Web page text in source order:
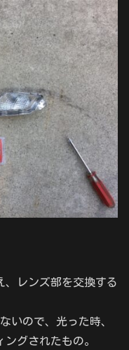
、レンズ部を交換する
いので、光った時、
グされたもの。